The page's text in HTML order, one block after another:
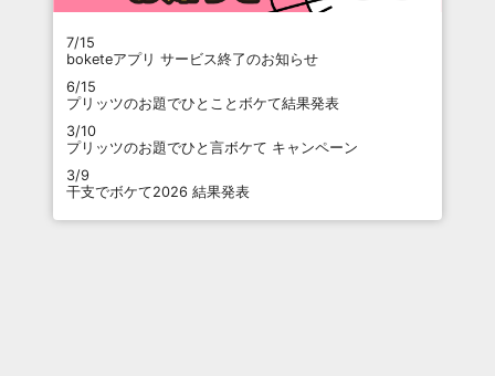
7/15
boketeアプリ サービス終了のお知らせ
6/15
プリッツのお題でひとことボケて結果発表
3/10
プリッツのお題でひと言ボケて キャンペーン
3/9
干支でボケて2026 結果発表